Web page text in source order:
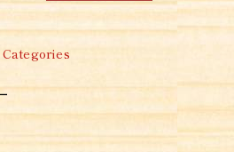
Categories